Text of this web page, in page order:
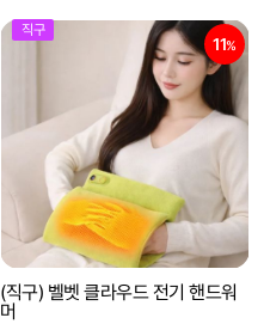
직구
11%
(직구) 벨벳 클라우드 전기 핸드워
머